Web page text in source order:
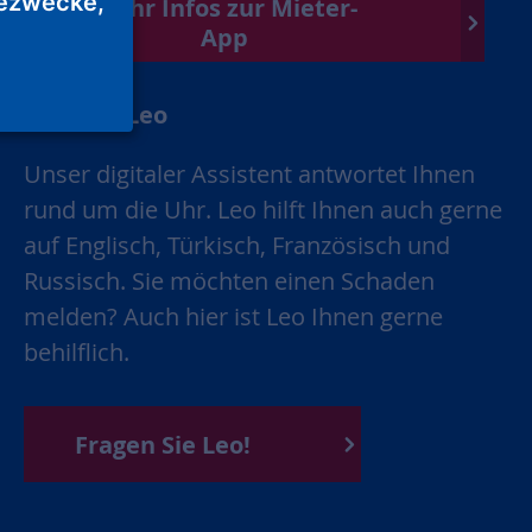
Mehr Infos zur Mieter-
App
Chatbot Leo
Unser digitaler Assistent antwortet Ihnen
rund um die Uhr. Leo hilft Ihnen auch gerne
auf Englisch, Türkisch, Französisch und
Russisch. Sie möchten einen Schaden
melden? Auch hier ist Leo Ihnen gerne
behilflich.
Fragen Sie Leo!